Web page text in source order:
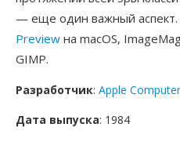
— еще один важный аспект.
Preview на macOS,
GIMP.
Разработчик: Apple Computer
Дата выпуска: 1984